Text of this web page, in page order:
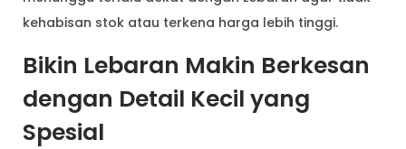
kehabisan stok atau terkena harga lebih tinggi.
Bikin Lebaran Makin Berkesan
dengan Detail Kecil yang
Spesial